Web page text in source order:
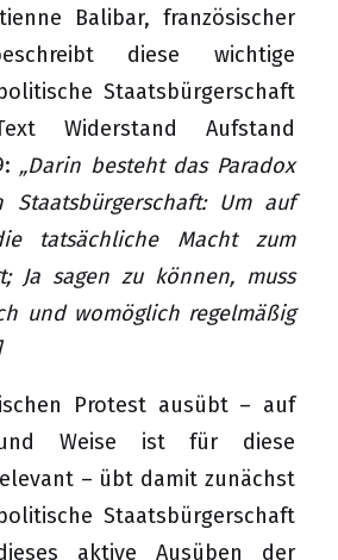
Balibar, französischer
diese wichtige
Staatsbürgerschaft
Widerstand Aufstand
„Darin besteht das Paradox
Staatsbürgerschaft: Um auf
tatsächliche Macht zum
Ja sagen zu können, muss
und womöglich regelmäßig
Protest ausübt – auf
Weise ist für diese
– übt damit zunächst
Staatsbürgerschaft
aktive Ausüben der